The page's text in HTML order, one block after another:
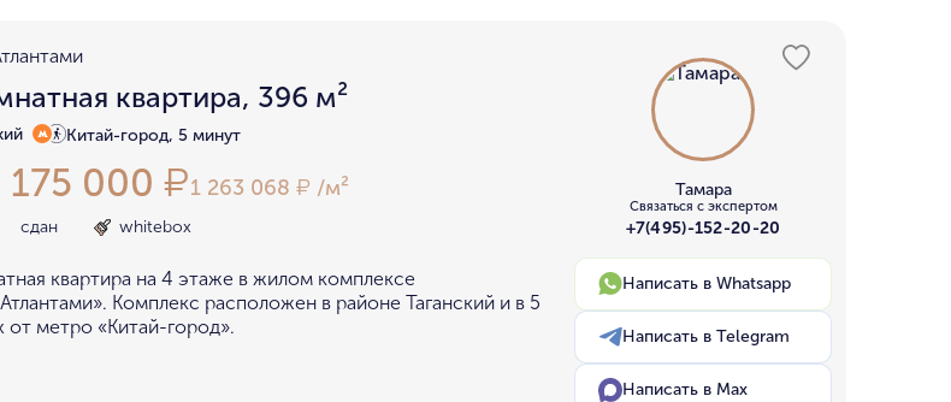
15-30 миллионов
50-70 миллионов
от 100 миллионов
Кремля
Патриарших на Чистых
Долине реки Сетунь в Серебряном бору
Садового Кольца
квартира, 396 м²
Китай-город, 5 минут
000 ₽1 263 068 ₽ /м²
сдан whitebox
квартира на 4 этаже в жилом комплексе
Комплекс расположен в районе Таганский и в 5
от метро «Китай-город».
Тамара
Связаться с экспертом
+7(495)-152-20-20
Написать в Whatsapp
Написать в Telegram
Написать в Max